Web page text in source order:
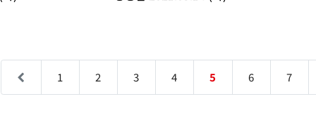
1 2 3 4 5 6 7